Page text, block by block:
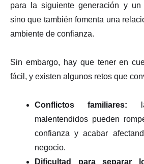
para la siguiente generación y un
sino que también fomenta una
ambiente de confianza.
Sin embargo, hay que tener en
fácil, y existen algunos retos que
Conflictos familiares:
malentendidos pueden
confianza y acabar
negocio.
Dificultad para separar